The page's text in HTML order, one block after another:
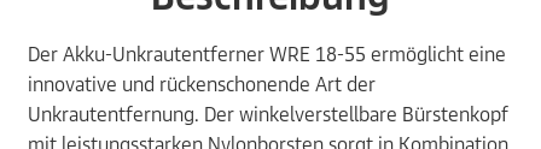
Der Akku-Unkrautentferner WRE 18-55 ermöglicht eine
innovative und rückenschonende Art der
Unkrautentfernung. Der winkelverstellbare Bürstenkopf